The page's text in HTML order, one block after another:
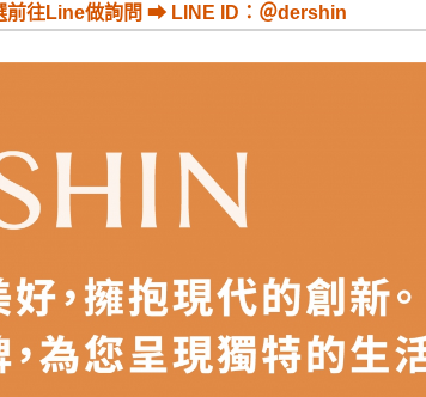
前往Line做詢問 ⮕ LINE ID：＠dershin
過於偏遠之山區內等，或收貨地點搬運過於困
況保有出貨的權利。
貴時間。
可抗力情事，而危及運送人員輸送之安全，本
地請清潔隊回收,免付費清運專線：0800-085-
，交易恕不殺價，商品均已最低價格售出